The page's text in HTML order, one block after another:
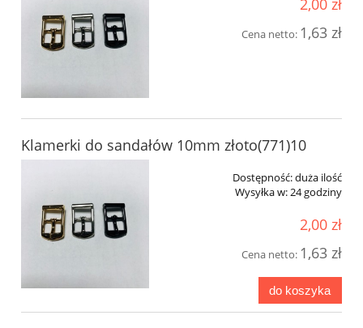
2,00 zł
Cena netto: 1,63 zł
Klamerki do sandałów 10mm złoto(771)10
Dostępność:duża ilość
Wysyłka w:24 godziny
2,00 zł
Cena netto: 1,63 zł
do koszyka